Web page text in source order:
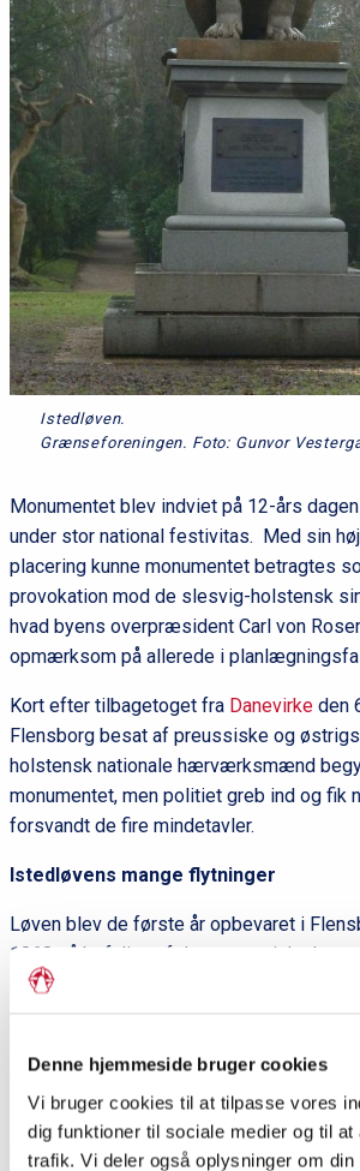
Denne hjemmeside bruger cookies
Vi bruger cookies til at tilpasse vores
dig funktioner til sociale medier og til at
trafik. Vi deler også oplysninger om din
Istedløven.
Grænseforeningen. Foto: Gunvor
Monumentet blev indviet på 12-års
under stor national festivitas. Med sin
placering kunne monumentet betragtes
provokation mod de slesvig-holstensk
hvad byens overpræsident Carl von
opmærksom på allerede i
Kort efter tilbagetoget fra Danevirkeden
Flensborg besat af preussiske og
holstensk nationale hærværksmænd
monumentet, men politiet greb ind og fik
forsvandt de fire mindetavler.
Istedløvens mange flytninger
Løven blev de første år opbevaret i
1868 på befaling af den preussiske
opsat som sejrstrofæ ved Berlins Tøjhus
de unge kadetter om den preussiske
Her stod Istedløven frem til 1945, hvor
korrespondent i Berlin, Henrik V.